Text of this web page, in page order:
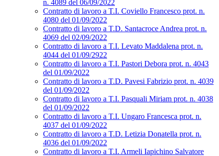
n. 4089 del 06/09/2022
Contratto di lavoro a T.I. Coviello Francesco prot. n.
4080 del 01/09/2022
Contratto di lavoro a T.D. Santacroce Andrea prot. n.
4069 del 02/09/2022
Contratto di lavoro a T.I. Levato Maddalena prot. n.
4044 del 01/09/2922
Contratto di lavoro a T.I. Pastori Debora prot. n. 4043
del 01/09/2022
Contratto di lavoro a T.D. Pavesi Fabrizio prot. n. 4039
del 01/09/2022
Contratto di lavoro a T.I. Pasquali Miriam prot. n. 4038
del 01/09/2022
Contratto di lavoro a T.I. Ungaro Francesca prot. n.
4037 del 01/09/2022
Contratto di lavoro a T.D. Letizia Donatella prot. n.
4036 del 01/09/2022
Contratto di lavoro a T.I. Armeli Iapichino Salvatore